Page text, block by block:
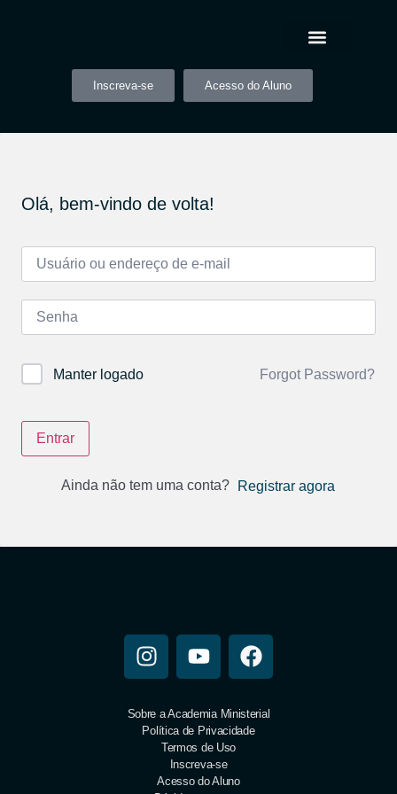
Inscreva-se Acesso do Aluno
Olá, bem-vindo de volta!
Manter logado Forgot Password?
Entrar
Ainda não tem uma conta? Registrar agora
Sobre a Academia Ministerial
Política de Privacidade
Termos de Uso
Inscreva-se
Acesso do Aluno